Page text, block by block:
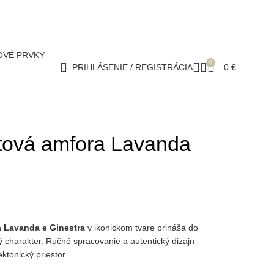
PRVKY
PRIHLÁSENIE / REGISTRÁCIA
0 0 €
amfora Lavanda
e Ginestra v ikonickom tvare prináša do
Ručné spracovanie a autentický dizajn
priestor.